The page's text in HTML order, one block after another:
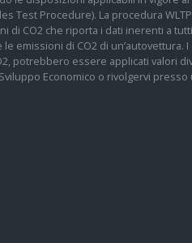
Procedure). La procedura
CO2 che riporta i dati inerenti a
di CO2 di
potrebbero essere applicati valori
Economico o rivolgervi